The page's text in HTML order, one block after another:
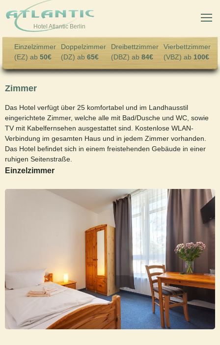
Skip to main content
Hotel Atlantic Berlin
Einzelzimmer
(EZ) ab 50€
Doppelzimmer
(DZ) ab 65€
Dreibettzimmer
(DBZ) ab 84€
Vierbettzimmer
(VBZ) ab 100€
Zimmer
Das Hotel verfügt über 25 komfortabel und im Landhausstil
eingerichtete Zimmer, welche alle mit Bad/Dusche und WC, sowie
TV mit Kabelfernsehen ausgestattet sind. Kostenlose WLAN-
Verbindung im gesamten Haus und in jedem Zimmer vorhanden.
Das Hotel befindet sich in einem freistehenden Gebäude in einer
ruhigen Seitenstraße.
Einzelzimmer